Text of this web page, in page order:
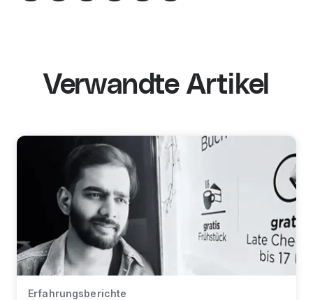
Verwandte Artikel
Erfahrungsberichte